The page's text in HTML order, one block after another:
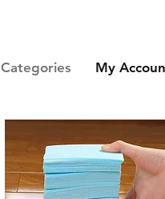
Categories My